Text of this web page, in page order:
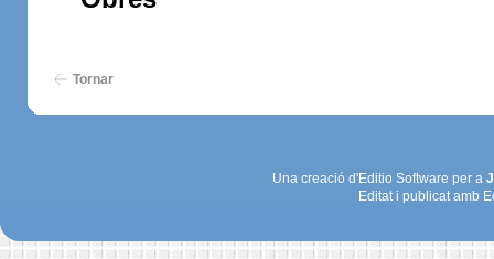
Tornar
Una creació d'Editio Software per a
Editat i publicat amb